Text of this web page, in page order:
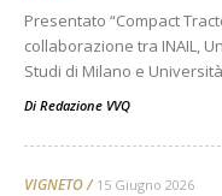
Presentato “Compact
collaborazione tra INAIL,
Studi di Milano e
Di Redazione VVQ
VIGNETO 15 Giugno 2026